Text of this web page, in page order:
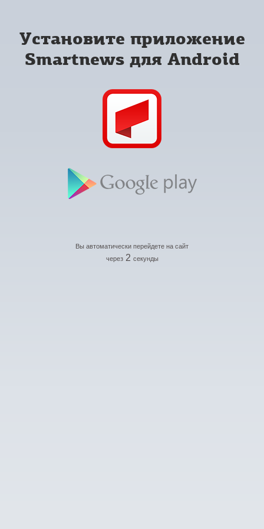
Установите приложение
Smartnews для Android
Вы автоматически перейдете на сайт
через 2 секунды